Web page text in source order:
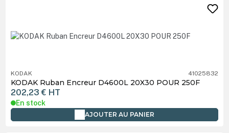
KODAK 41025832
KODAK Ruban Encreur D4600L 20X30 POUR 250F
202,23 € HT
En stock
AJOUTER AU PANIER